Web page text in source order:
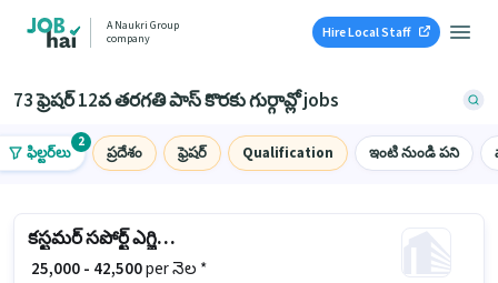
A Naukri Group
company
Hire Local Staff
73 ఫ్రెషర్ 12వ తరగతి పాస్ కొరకు గుర్గావ్లో jobs
ఫిల్టర్‌లు
2
ప్రదేశం ఫ్రెషర్ Qualification ఇంటి నుండి పని
కస్టమర్ సపోర్ట్ ఎగ్జిక్యూటివ్
₹ 25,000 - 42,500per నెల *